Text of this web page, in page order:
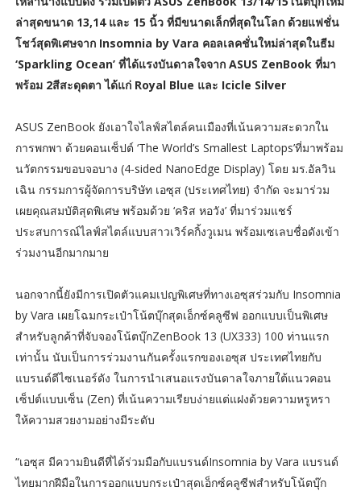
ล่าสุดขนาด 13,14 และ 15 นิ้ว ที่มีขนาดเล็กที่สุดในโลก ด้วยแฟชั่น
โชว์สุดพิเศษจาก Insomnia by Vara คอลเลคชั่นใหม่ล่าสุดในธีม
‘Sparkling Ocean’ ที่ได้แรงบันดาลใจจาก ASUS ZenBook ที่มา
พร้อม 2สีสะดุดตา ได้แก่ Royal Blue และ Icicle Silver
ASUS ZenBook ยังเอาใจไลฟ์สไตล์คนเมืองที่เน้นความสะดวกใน
การพกพา ด้วยคอนเซ็ปต์ ‘The World’s Smallest Laptops’ที่มาพร้อม
นวัตกรรมขอบจอบาง (4-sided NanoEdge Display) โดย มร.อัลวิน
เฉิน กรรมการผู้จัดการบริษัท เอซุส (ประเทศไทย) จำกัด จะมาร่วม
เผยคุณสมบัติสุดพิเศษ พร้อมด้วย ‘คริส หอวัง’ ที่มาร่วมแชร์
ประสบการณ์ไลฟ์สไตล์แบบสาวเวิร์คกิ้งวูเมน พร้อมเซเลบชื่อดังเข้า
ร่วมงานอีกมากมาย
นอกจากนี้ยังมีการเปิดตัวแคมเปญพิเศษที่ทางเอซุสร่วมกับ Insomnia
by Vara เผยโฉมกระเป๋าโน้ตบุ๊กสุดเอ็กซ์คลูซีฟ ออกแบบเป็นพิเศษ
สำหรับลูกค้าที่จับจองโน้ตบุ๊กZenBook 13 (UX333) 100 ท่านแรก
เท่านั้น นับเป็นการร่วมงานกันครั้งแรกของเอซุส ประเทศไทยกับ
แบรนด์ดีไซเนอร์ดัง ในการนำเสนอแรงบันดาลใจภายใต้แนวคอน
เซ็ปต์แบบเซ็น (Zen) ที่เน้นความเรียบง่ายแต่แฝงด้วยความหรูหรา
ให้ความสวยงามอย่างมีระดับ
“เอซุส มีความยินดีที่ได้ร่วมมือกับแบรนด์Insomnia by Vara แบรนด์
ไทยมากฝีมือในการออกแบบกระเป๋าสุดเอ็กซ์คลูซีฟสำหรับโน้ตบุ๊ก